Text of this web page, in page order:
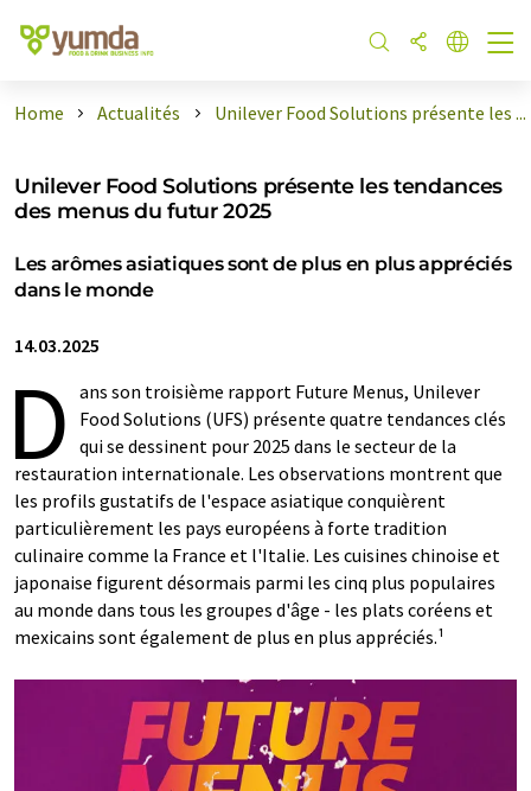
Home Actualités Unilever Food Solutions présente les ...
Unilever Food Solutions présente les tendances
des menus du futur 2025
Les arômes asiatiques sont de plus en plus appréciés
dans le monde
14.03.2025
D ans son troisième rapport Future Menus, Unilever
Food Solutions (UFS) présente quatre tendances clés
qui se dessinent pour 2025 dans le secteur de la
restauration internationale. Les observations montrent que
les profils gustatifs de l'espace asiatique conquièrent
particulièrement les pays européens à forte tradition
culinaire comme la France et l'Italie. Les cuisines chinoise et
japonaise figurent désormais parmi les cinq plus populaires
au monde dans tous les groupes d'âge - les plats coréens et
mexicains sont également de plus en plus appréciés.¹